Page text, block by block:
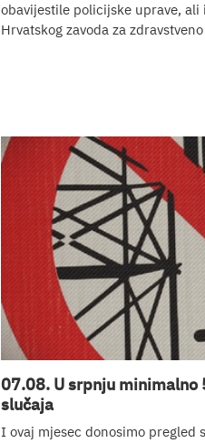
obavijestile policijske uprave,
Hrvatskog zavoda za
07.08. U srpnju minimalno
slučaja
I ovaj mjesec donosimo pregled